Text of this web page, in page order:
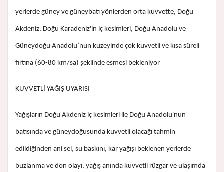
yerlerde güney ve güneybatı yönlerden orta kuvvette, Doğu
Akdeniz, Doğu Karadeniz'in iç kesimleri, Doğu Anadolu ve
Güneydoğu Anadolu’nun kuzeyinde çok kuvvetli ve kısa süreli
fırtına (60-80 km/sa) şeklinde esmesi bekleniyor
KUVVETLİ YAĞIŞ UYARISI
Yağışların Doğu Akdeniz iç kesimleri ile Doğu Anadolu'nun
batısında ve güneydoğusunda kuvvetli olacağı tahmin
edildiğinden ani sel, su baskını, kar yağışı beklenen yerlerde
buzlanma ve don olayı, yağış anında kuvvetli rüzgar ve ulaşımda